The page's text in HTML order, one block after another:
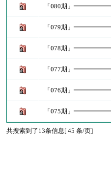
「080期」
「079期」
「078期」
「077期」
「076期」
「075期」
共搜索到了13条信息[ 45 条/页]